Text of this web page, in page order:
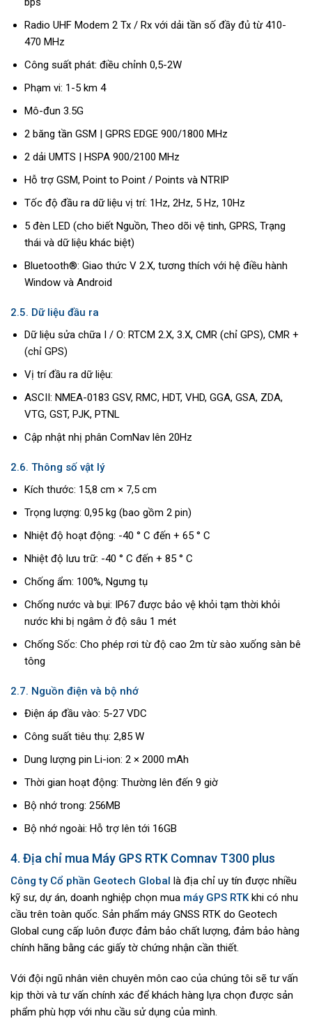
Radio UHF Modem 2 Tx / Rx với dải tần số đầy đủ từ 410-
470 MHz
Công suất phát: điều chỉnh 0,5-2W
Phạm vi: 1-5 km 4
Mô-đun 3.5G
2 băng tần GSM | GPRS EDGE 900/1800 MHz
2 dải UMTS | HSPA 900/2100 MHz
Hỗ trợ GSM, Point to Point / Points và NTRIP
Tốc độ đầu ra dữ liệu vị trí: 1Hz, 2Hz, 5 Hz, 10Hz
5 đèn LED (cho biết Nguồn, Theo dõi vệ tinh, GPRS, Trạng
thái và dữ liệu khác biệt)
Bluetooth®: Giao thức V 2.X, tương thích với hệ điều hành
Window và Android
2.5. Dữ liệu đầu ra
Dữ liệu sửa chữa I / O: RTCM 2.X, 3.X, CMR (chỉ GPS), CMR +
(chỉ GPS)
Vị trí đầu ra dữ liệu:
ASCII: NMEA-0183 GSV, RMC, HDT, VHD, GGA, GSA, ZDA,
VTG, GST, PJK, PTNL
Cập nhật nhị phân ComNav lên 20Hz
2.6. Thông số vật lý
Kích thước: 15,8 cm × 7,5 cm
Trọng lượng: 0,95 kg (bao gồm 2 pin)
Nhiệt độ hoạt động: -40 ° C đến + 65 ° C
Nhiệt độ lưu trữ: -40 ° C đến + 85 ° C
Chống ẩm: 100%, Ngưng tụ
Chống nước và bụi: IP67 được bảo vệ khỏi tạm thời khỏi
nước khi bị ngâm ở độ sâu 1 mét
Chống Sốc: Cho phép rơi từ độ cao 2m từ sào xuống sàn bê
tông
2.7. Nguồn điện và bộ nhớ
Điện áp đầu vào: 5-27 VDC
Công suất tiêu thụ: 2,85 W
Dung lượng pin Li-ion: 2 × 2000 mAh
Thời gian hoạt động: Thường lên đến 9 giờ
Bộ nhớ trong: 256MB
Bộ nhớ ngoài: Hỗ trợ lên tới 16GB
4. Địa chỉ mua Máy GPS RTK Comnav T300 plus
Công ty Cổ phần Geotech Global
là địa chỉ uy tín được nhiều
kỹ sư, dự án, doanh nghiệp chọn mua máy GPS RTKkhi có nhu
cầu trên toàn quốc. Sản phẩm máy GNSS RTK do Geotech
Global cung cấp luôn được đảm bảo chất lượng, đảm bảo hàng
chính hãng bằng các giấy tờ chứng nhận cần thiết.
Với đội ngũ nhân viên chuyên môn cao của chúng tôi sẽ tư vấn
kịp thời và tư vấn chính xác để khách hàng lựa chọn được sản
phẩm phù hợp với nhu cầu sử dụng của mình.